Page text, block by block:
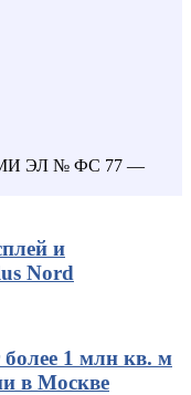
СМИ ЭЛ № ФС 77 —
и
Nord
1 млн кв. м
в Москве